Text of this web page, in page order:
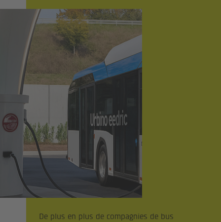
De plus en plus de compagnies de bus